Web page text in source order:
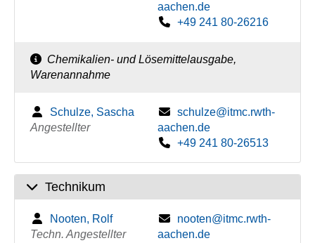
aachen.de
+49 241 80-26216
Chemikalien- und Lösemittelausgabe,
Warenannahme
Schulze, Sascha
Angestellter
schulze@itmc.rwth-
aachen.de
+49 241 80-26513
Technikum
Nooten, Rolf
Techn. Angestellter
nooten@itmc.rwth-
aachen.de